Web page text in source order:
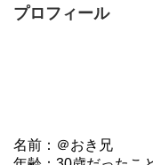
プロフィール
名前：＠おき兄